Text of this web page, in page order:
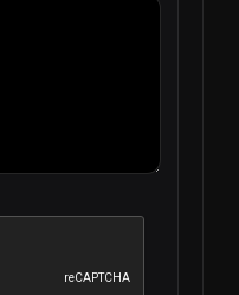
Neox Kidz se etablirao